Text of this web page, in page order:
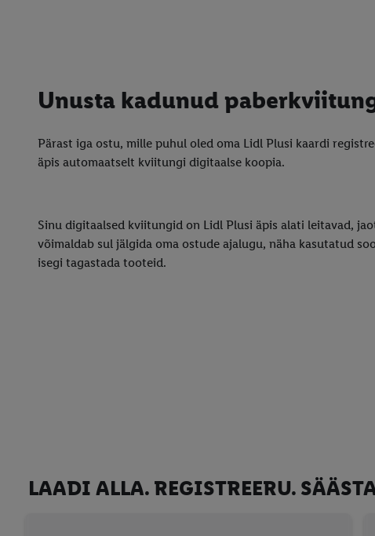
Unusta kadunud
Pärast iga ostu, mille puhul oled oma Lidl Plusi kaardi
äpis automaatselt kviitungi digitaalse koopia.
Sinu digitaalsed kviitungid on Lidl Plusi äpis alati leitavad,
võimaldab sul jälgida oma ostude ajalugu, näha kasutatud
isegi tagastada tooteid.
LAADI ALLA. REGISTREERU.